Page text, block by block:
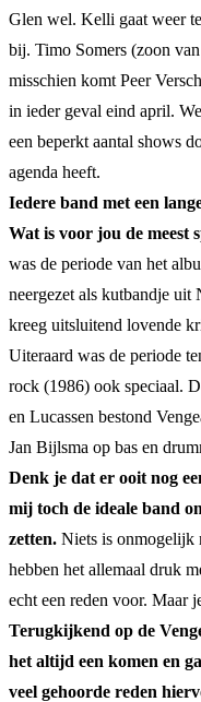
Glen wel. Kelli gaat weer
bij. Timo Somers (zoon
misschien komt Peer
in ieder geval eind april.
een beperkt aantal shows
agenda heeft.
Iedere band met een
Wat is voor jou de meest
was de periode van het
neergezet als kutbandje
kreeg uitsluitend lovende
Uiteraard was de periode
rock (1986) ook speciaal.
en Lucassen bestond
Jan Bijlsma op bas en
Denk je dat er ooit nog
mij toch de ideale band
zetten. Niets is onmogelijk
hebben het allemaal druk
echt een reden voor. Maar
Terugkijkend op de
het altijd een komen en
veel gehoorde reden